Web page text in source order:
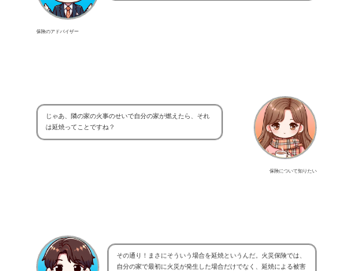
保険のアドバイザー
保険について知りたい
じゃあ、隣の家の火事のせいで自分の家が燃えたら、それ
は延焼ってことですね？
その通り！まさにそういう場合を延焼というんだ。火災保険では、
自分の家で最初に火災が発生した場合だけでなく、延焼による被害